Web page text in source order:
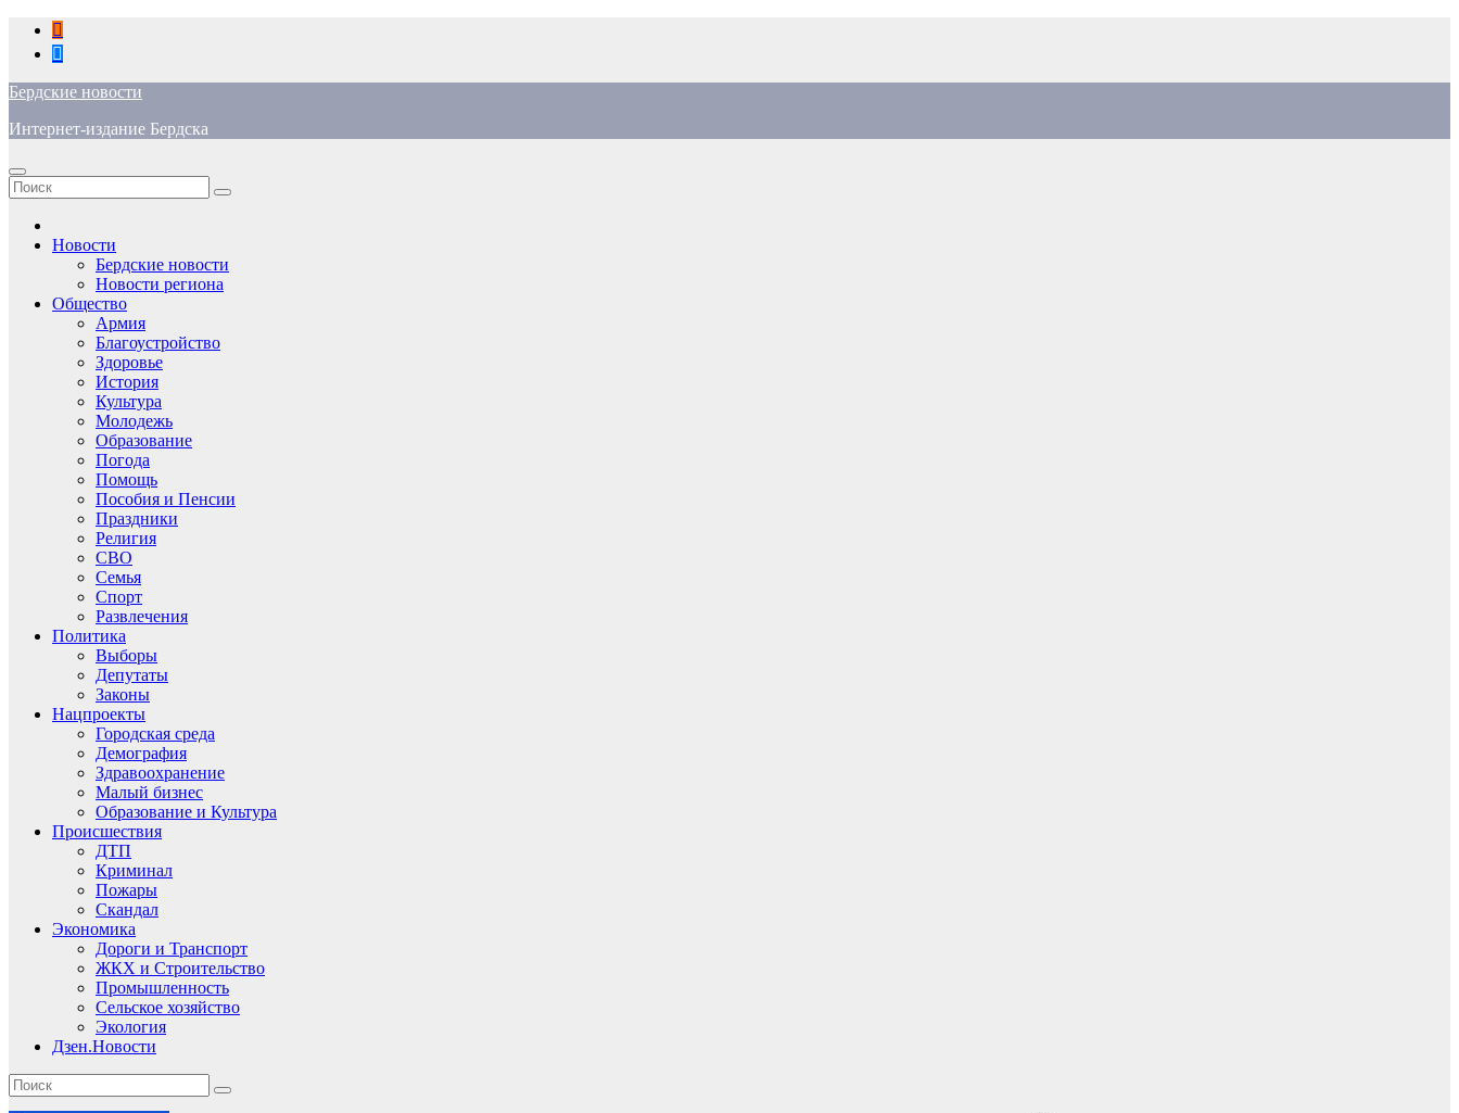
Перейти
содержимому
Бердские новости
Интернет-издание Бердска
Новости
Бердские новости
Новости региона
Общество
Армия
Благоустройство
Здоровье
История
Культура
Молодежь
Образование
Погода
Помощь
Пособия и Пенсии
Праздники
Религия
СВО
Семья
Спорт
Развлечения
Политика
Выборы
Депутаты
Законы
Нацпроекты
Городская среда
Демография
Здравоохранение
Малый бизнес
Образование и Культура
Происшествия
ДТП
Криминал
Пожары
Скандал
Экономика
Дороги и Транспорт
ЖКХ и Строительство
Промышленность
Сельское хозяйство
Экология
Дзен.Новости